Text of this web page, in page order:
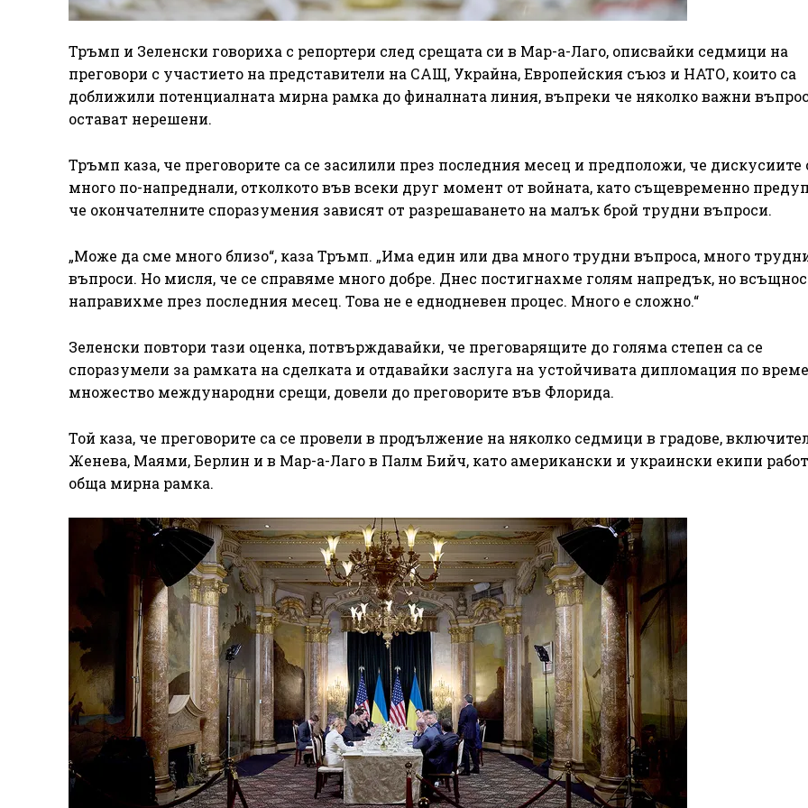
Тръмп и Зеленски говориха с репортери след срещата си в Мар-а-Лаго, описвайки седмици на
преговори с участието на представители на САЩ, Украйна, Европейския съюз и НАТО, които са
доближили потенциалната мирна рамка до финалната линия, въпреки че няколко важни
остават нерешени.
Тръмп каза, че преговорите са се засилили през последния месец и предположи, че дискусиите
много по-напреднали, отколкото във всеки друг момент от войната, като същевременно
че окончателните споразумения зависят от разрешаването на малък брой трудни въпроси.
„Може да сме много близо“, каза Тръмп. „Има един или два много трудни въпроса, много
въпроси. Но мисля, че се справяме много добре. Днес постигнахме голям напредък, но
направихме през последния месец. Това не е еднодневен процес. Много е сложно.“
Зеленски повтори тази оценка, потвърждавайки, че преговарящите до голяма степен са се
споразумели за рамката на сделката и отдавайки заслуга на устойчивата дипломация по
множество международни срещи, довели до преговорите във Флорида.
Той каза, че преговорите са се провели в продължение на няколко седмици в градове,
Женева, Маями, Берлин и в Мар-а-Лаго в Палм Бийч, като американски и украински екипи
обща мирна рамка.